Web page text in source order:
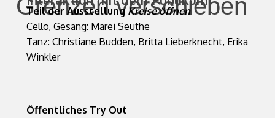
Grenzen verschieben
Teil der AusstellungKreise öffnen
Cello, Gesang: Marei Seuthe
Tanz: Christiane Budden, Britta Lieberknecht, Erika
Winkler
Öffentliches Try Out